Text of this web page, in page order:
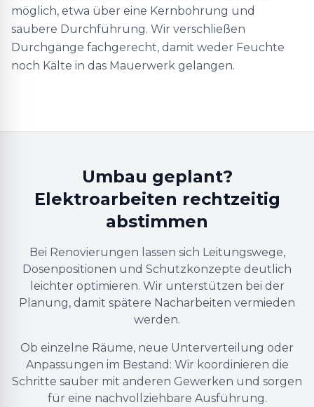
möglich, etwa über eine Kernbohrung und
saubere Durchführung. Wir verschließen
Durchgänge fachgerecht, damit weder Feuchte
noch Kälte in das Mauerwerk gelangen.
Umbau geplant?
Elektroarbeiten rechtzeitig
abstimmen
Bei Renovierungen lassen sich Leitungswege,
Dosenpositionen und Schutzkonzepte deutlich
leichter optimieren. Wir unterstützen bei der
Planung, damit spätere Nacharbeiten vermieden
werden.
Ob einzelne Räume, neue Unterverteilung oder
Anpassungen im Bestand: Wir koordinieren die
Schritte sauber mit anderen Gewerken und sorgen
für eine nachvollziehbare Ausführung.